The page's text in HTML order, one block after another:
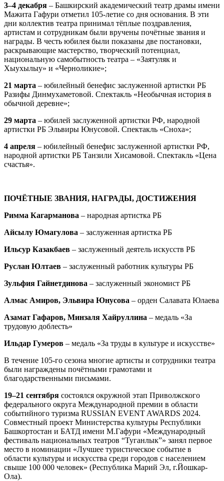
3–4 декабря – Башкирский академический театр драмы имени
Мажита Гафури отметил 105-летие со дня основания. В эти
дни коллектив театра принимал тёплые поздравления,
артистам и сотрудникам были вручены почётные звания и
награды. В честь юбилея были показаны две постановки,
раскрывающие мастерство, творческий потенциал,
национальную самобытность театра – «Заятуляк и
Хыухылыу» и «Черноликие»;
21 марта – юбилейный бенефис заслуженной артистки РБ
Разифы Динмухаметовой. Спектакль «Необычная история в
обычной деревне»;
29 марта – юбилей заслуженной артистки РФ, народной
артистки РБ Эльвиры Юнусовой. Спектакль «Сноха»;
4 апреля – юбилейный бенефис заслуженной артистки РФ,
народной артистки РБ Танзили Хисамовой. Спектакль «Цена
счастья».
ПОЧЁТНЫЕ ЗВАНИЯ, НАГРАДЫ, ДОСТИЖЕНИЯ
Римма Кагарманова – народная артистка РБ
Айсылу Юмагулова – заслуженная артистка РБ
Ильсур Казакбаев – заслуженный деятель искусств РБ
Руслан Юлтаев – заслуженный работник культуры РБ
Зульфия Гайнетдинова – заслуженный экономист РБ
Алмас Амиров, Эльвира Юнусова – орден Салавата Юлаева
Азамат Гафаров, Минзаля Хайруллина – медаль «За
трудовую доблесть»
Ильдар Гумеров – медаль «За труды в культуре и искусстве»
В течение 105-го сезона многие артисты и сотрудники театра
были награждены почётными грамотами и
благодарственными письмами.
19–21 сентября состоялся окружной этап Приволжского
федерального округа Международной премии в области
событийного туризма RUSSIAN EVENT AWARDS 2024.
Совместный проект Министерства культуры Республики
Башкортостан и БАТД имени М.Гафури «Международный
фестиваль национальных театров “Туганлык”» занял первое
место в номинации «Лучшее туристическое событие в
области культуры и искусства среди городов с населением
свыше 100 000 человек» (Республика Марий Эл, г.Йошкар-
Ола).